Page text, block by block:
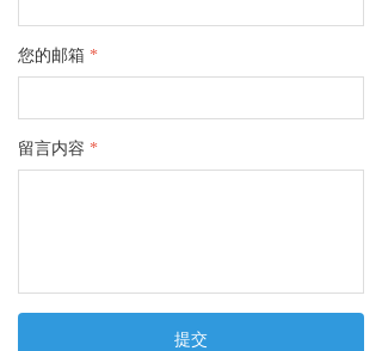
您的邮箱 *
留言内容 *
提交